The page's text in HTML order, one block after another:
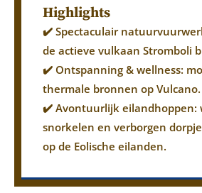
Highlights
✔️ Spectaculair
de actieve vulkaan Stromboli
✔️ Ontspanning & wellness:
thermale bronnen op Vulcano.
✔️ Avontuurlijk eilandhoppen:
snorkelen en verborgen
op de Eolische eilanden.